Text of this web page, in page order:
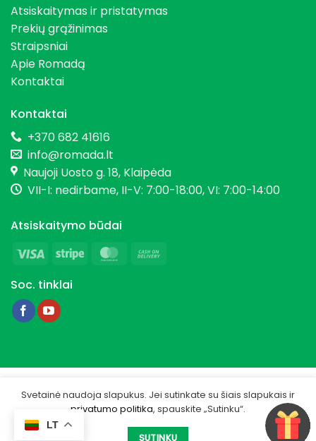
Atsiskaitymas ir pristatymas
Prekių grąžinimas
Straipsniai
Apie Romadą
Kontaktai
Kontaktai
+370 682 41616
info@romada.lt
Naujoji Uosto g. 18, Klaipėda
VII-I: nedirbame, II-V: 7:00-18:00, VI: 7:00-14:00
Atsiskaitymo būdai
Visa
Stripe MasterCard
Soc. tinklai
Privatumo politika
Sukurta -IGSME.COM
LT
Svetainė naudoja slapukus. Jei sutinkate su šiais slapukais ir
privatumo politika, spauskite „Sutinku“.
SUTINKU